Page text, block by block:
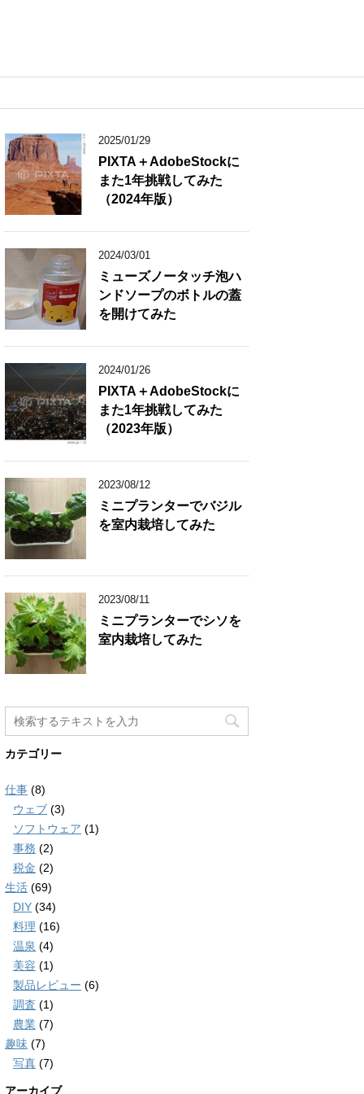
2025/01/29
PIXTA＋AdobeStockに
また1年挑戦してみた
（2024年版）
2024/03/01
ミューズノータッチ泡ハ
ンドソープのボトルの蓋
を開けてみた
2024/01/26
PIXTA＋AdobeStockに
また1年挑戦してみた
（2023年版）
2023/08/12
ミニプランターでバジル
を室内栽培してみた
2023/08/11
ミニプランターでシソを
室内栽培してみた
カテゴリー
仕事 (8)
ウェブ (3)
ソフトウェア (1)
事務 (2)
税金 (2)
生活 (69)
DIY (34)
料理 (16)
温泉 (4)
美容 (1)
製品レビュー (6)
調査 (1)
農業 (7)
趣味 (7)
写真 (7)
アーカイブ